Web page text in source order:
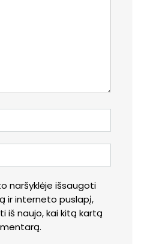
naršyklėje išsaugoti
ir interneto puslapį,
iš naujo, kai kitą kartą